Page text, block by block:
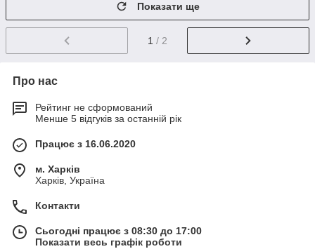
Показати ще
1 / 2
Про нас
Рейтинг не сформований
Менше 5 відгуків за останній рік
Працює з 16.06.2020
м. Харків
Харків, Україна
Контакти
Сьогодні працює з 08:30 до 17:00
Показати весь графік роботи